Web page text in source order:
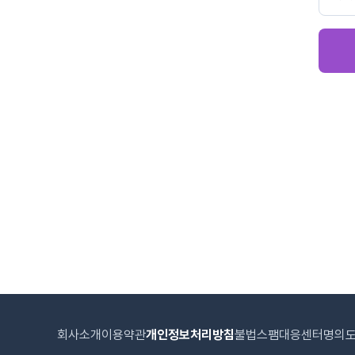
회사소개 이용약관개인정보처리방침불법스팸대응센터 명의